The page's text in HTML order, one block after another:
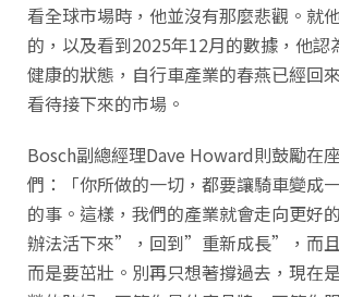
看全球市場時，他並沒有那麼悲觀。就
的，以及看到2025年12月的數據，他認
健康的狀態，自行車產業的春燕已經回
看待接下來的市場。
Bosch副總經理Dave Howard則鼓勵在
們：「你所做的一切，都要讓騎車變成
的事。這樣，我們的產業就會走向更好
辦法活下來”，回到”重新成長”，而且
而是要茁壯。別再只想著撐過去，現在